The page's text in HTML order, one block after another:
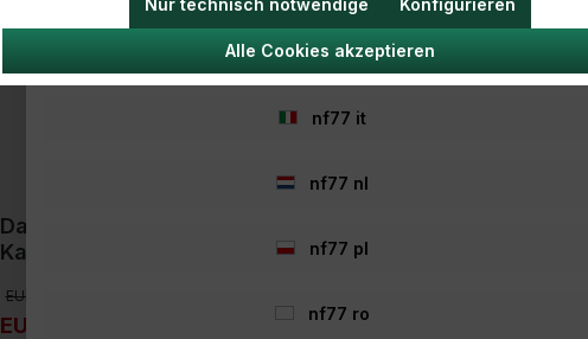
Daiwa Ninja X Carp 12ft 3lb
Karpfenrute – Präzision
EUR 95.83*
EUR 47.31*
Daiwa Ninja X Kids
10-30g Pink
EUR 23.14*
Nur technisch notwendige Konfigurieren
Alle Cookies akzeptieren
nf77 hu
nf77 it
nf77 nl
nf77 pl
nf77 ro